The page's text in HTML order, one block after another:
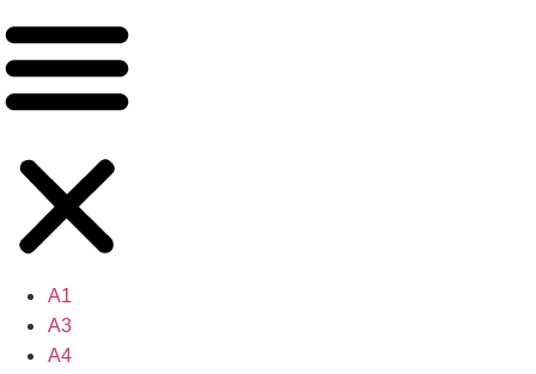
A1
A3
A4